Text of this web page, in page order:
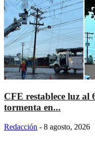
CFE restablece luz al
tormenta en...
Redacción - 8 agosto, 2026